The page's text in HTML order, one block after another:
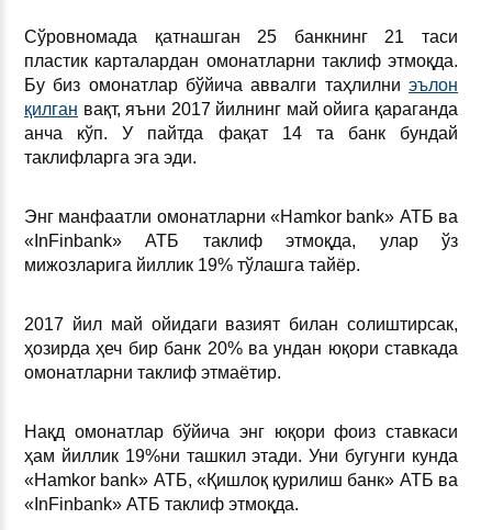
Сўровномада қатнашган 25 банкнинг 21 таси
пластик карталардан омонатларни таклиф этмоқда.
Бу биз омонатлар бўйича аввалги таҳлилниэълон
қилган вақт, яъни 2017 йилнинг май ойига қараганда
анча кўп. У пайтда фақат 14 та банк бундай
таклифларга эга эди.
Энг манфаатли омонатларни «Hamkor bаnk» АТБ ва
«InFinbank» АТБ таклиф этмоқда, улар ўз
мижозларига йиллик 19% тўлашга тайёр.
2017 йил май ойидаги вазият билан солиштирсак,
ҳозирда ҳеч бир банк 20% ва ундан юқори ставкада
омонатларни таклиф этмаётир.
Нақд омонатлар бўйича энг юқори фоиз ставкаси
ҳам йиллик 19%ни ташкил этади. Уни бугунги кунда
«Hamkor bаnk» АТБ, «Қишлоқ қурилиш банк» АТБ ва
«InFinbank» АТБ таклиф этмоқда.